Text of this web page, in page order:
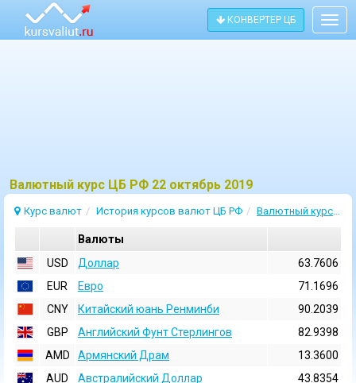
КОНВЕРТЕР ЦБ
Bалютный курс ЦБ РФ 22 октябрь 2019
Курс валют История курсов валют ЦБ РФ Валютный курс 22 Октябрь 2019
Валюты
USD
Доллар
63.7606
EUR
Евро
71.1696
CNY
Китайский юань Ренминби
90.2039
GBP
Английский Фунт Стерлингов
82.9398
AMD
Армянский Драм
13.3600
AUD
Австралийский Доллар
43.8354